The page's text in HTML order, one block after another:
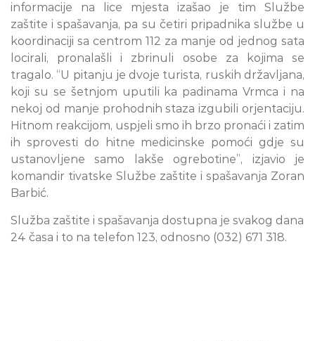
informacije na lice mjesta izašao je tim Službe
zaštite i spašavanja, pa su četiri pripadnika službe u
koordinaciji sa centrom 112 za manje od jednog sata
locirali, pronalašli i zbrinuli osobe za kojima se
tragalo. “U pitanju je dvoje turista, ruskih državljana,
koji su se šetnjom uputili ka padinama Vrmca i na
nekoj od manje prohodnih staza izgubili orjentaciju.
Hitnom reakcijom, uspjeli smo ih brzo pronaći i zatim
ih sprovesti do hitne medicinske pomoći gdje su
ustanovljene samo lakše ogrebotine”, izjavio je
komandir tivatske Službe zaštite i spašavanja Zoran
Barbić.
Služba zaštite i spašavanja dostupna je svakog dana
24 časa i to na telefon 123, odnosno (032) 671 318.